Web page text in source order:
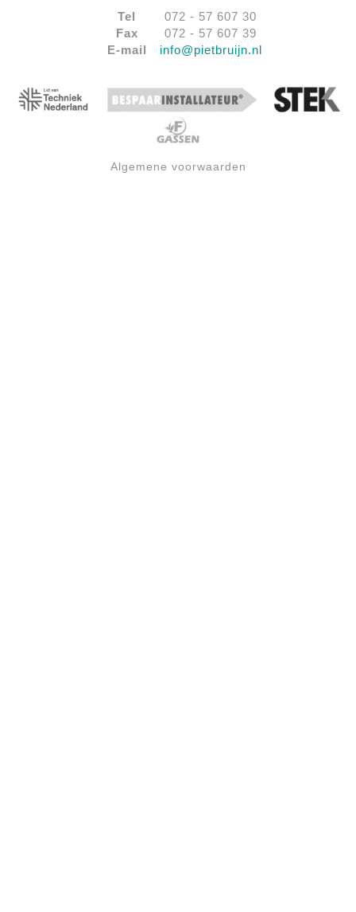
Tel
072 - 57 607 30
Fax
072 - 57 607 39
E-mail
info@pietbruijn.nl
Algemene voorwaarden